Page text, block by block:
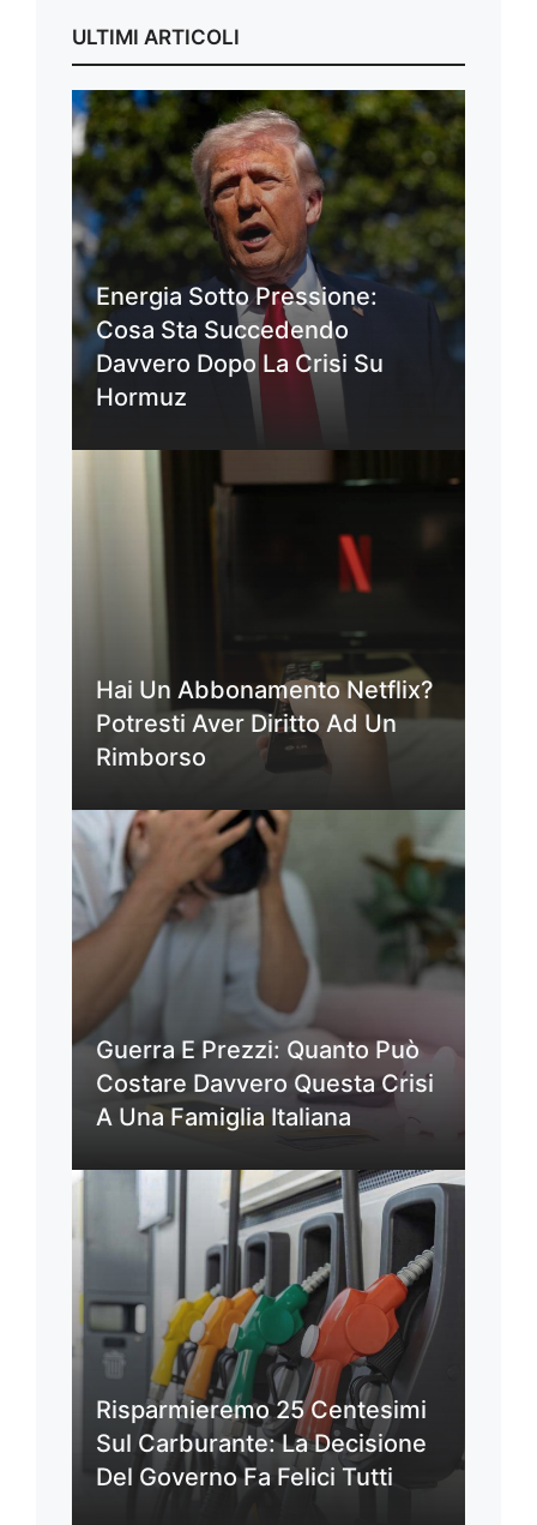
ULTIMI ARTICOLI
Energia Sotto Pressione:
Cosa Sta Succedendo
Davvero Dopo La Crisi Su
Hormuz
Hai Un Abbonamento Netflix?
Potresti Aver Diritto Ad Un
Rimborso
Guerra E Prezzi: Quanto Può
Costare Davvero Questa Crisi
A Una Famiglia Italiana
Risparmieremo 25 Centesimi
Sul Carburante: La Decisione
Del Governo Fa Felici Tutti